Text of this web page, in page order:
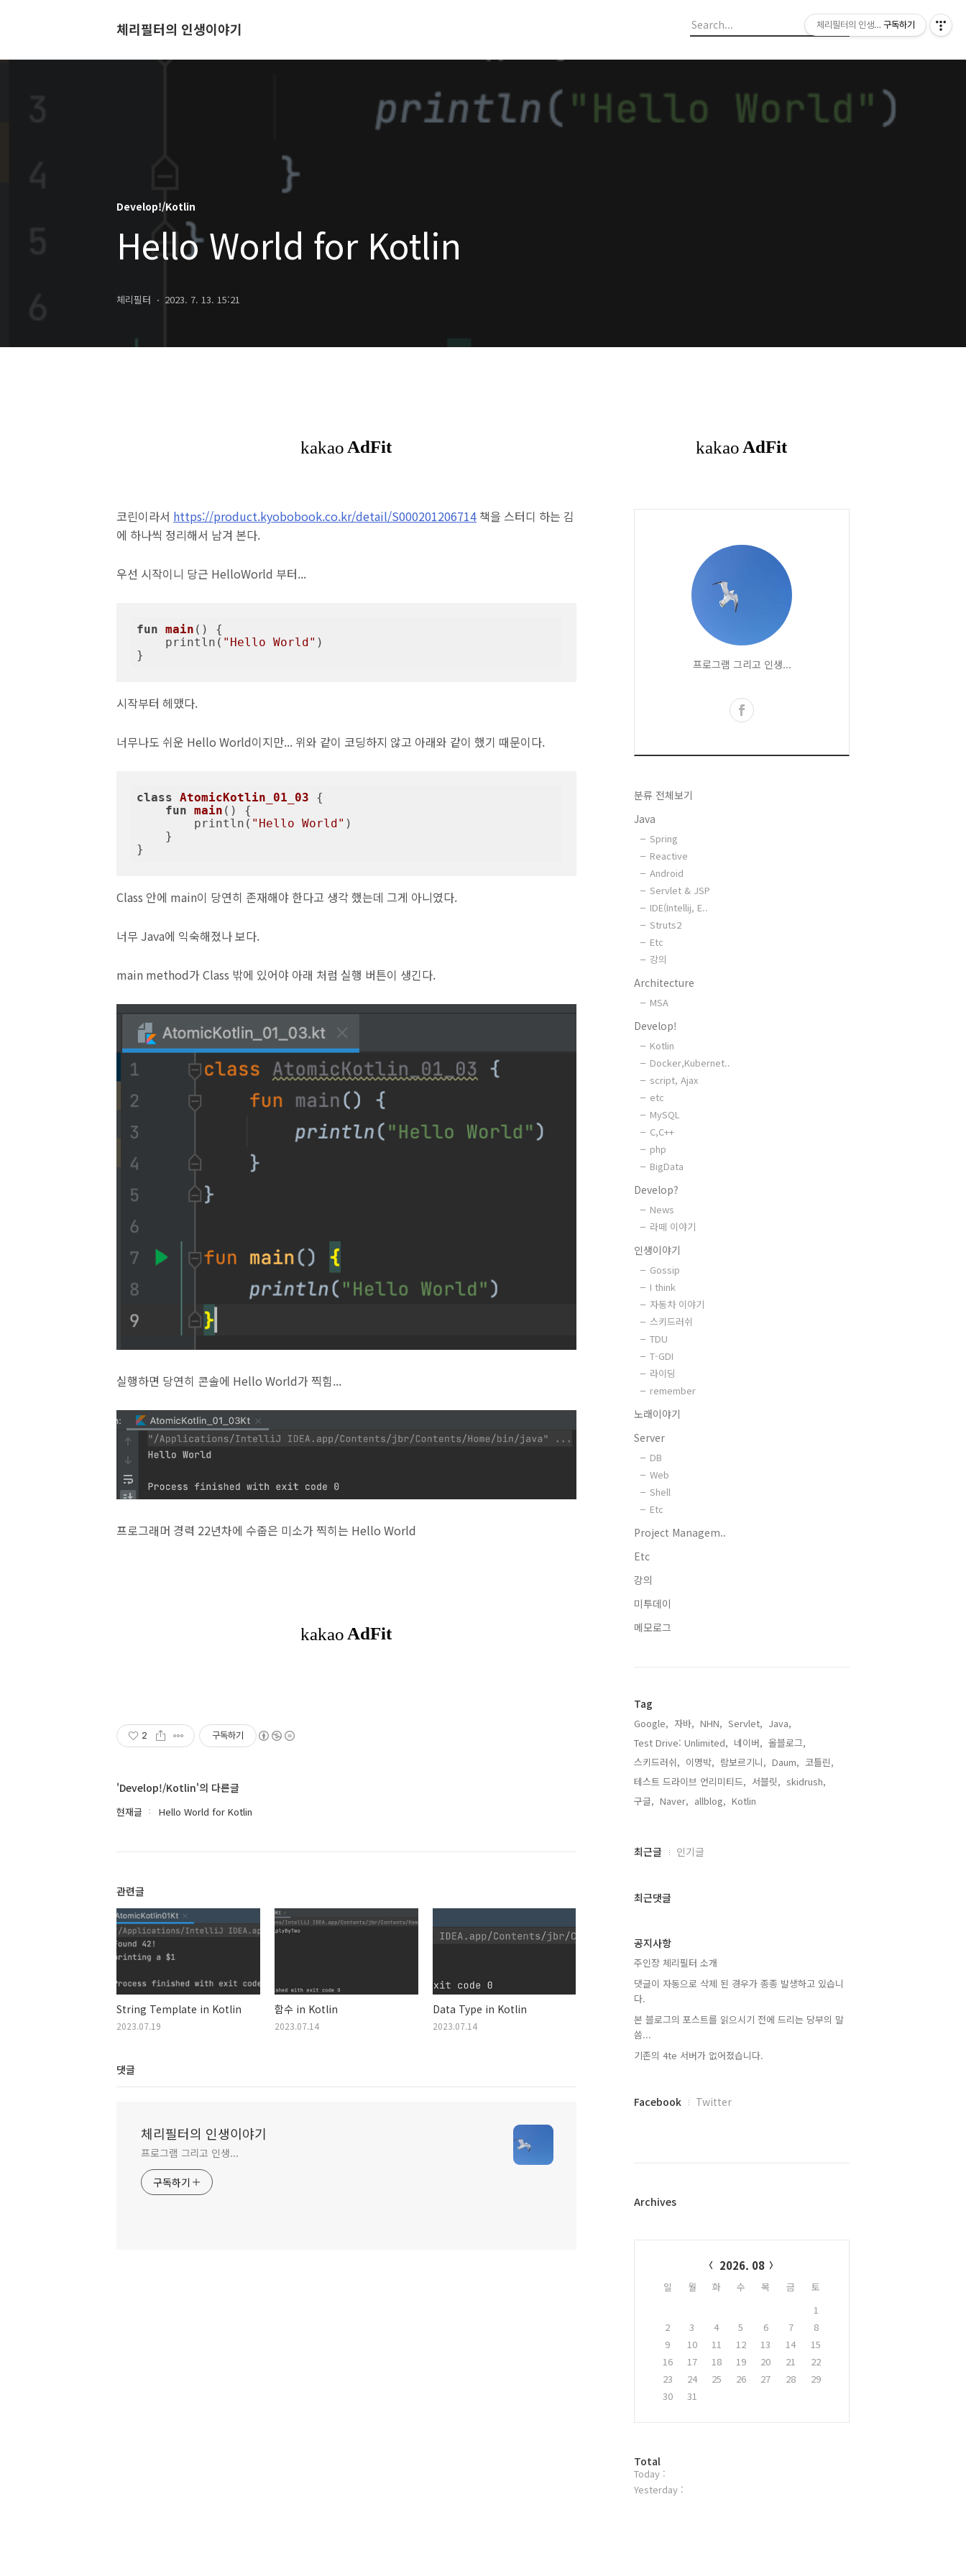
체리필터의 인생이야기
Develop!/Kotlin
Hello World for Kotlin
체리필터 2023. 7. 13. 15:21
코린이라서 https://product.kyobobook.co.kr/detail/S000201206714 책을 스터디 하는 김
에 하나씩 정리해서 남겨 본다.
우선 시작이니 당근 HelloWorld 부터...
fun main ()
{
    println(
"Hello World" )
}
시작부터 헤맸다.
너무나도 쉬운 Hello World이지만... 위와 같이 코딩하지 않고 아래와 같이 했기 때문이다.
class AtomicKotlin_01_03
{
fun main ()
{
        println(
"Hello World" )
}
Class 안에 main이 당연히 존재해야 한다고 생각 했는데 그게 아니였다.
너무 Java에 익숙해졌나 보다.
main method가 Class 밖에 있어야 아래 처럼 실행 버튼이 생긴다.
실행하면 당연히 콘솔에 Hello World가 찍힘...
프로그래머 경력 22년차에 수줍은 미소가 찍히는 Hello World
2 구독하기
'Develop!/Kotlin'의 다른글
현재글 Hello World for Kotlin
관련글
String Template in Kotlin
2023.07.19
함수 in Kotlin
2023.07.14
Data Type in Kotlin
2023.07.14
댓글
체리필터의 인생이야기
프로그램 그리고 인생...
구독하기
프로그램 그리고 인생...
분류 전체보기
Java
Spring
Reactive
Android
Servlet & JSP
IDE(Intellij, E..
Struts2
Etc
강의
Architecture
MSA
Develop!
Kotlin
Docker,Kubernet..
script, Ajax
etc
MySQL
C,C++
php
BigData
Develop?
News
라떼 이야기
인생이야기
Gossip
I think
자동차 이야기
스키드러쉬
TDU
T-GDI
라이딩
remember
노래이야기
Server
DB
Web
Shell
Etc
Project Managem..
Etc
강의
미투데이
메모로그
Tag
Google, 자바, NHN, Servlet, Java,
Test Drive: Unlimited, 네이버, 올블로그,
스키드러쉬, 이명박, 람보르기니, Daum, 코틀린,
테스트 드라이브 언리미티드, 서블릿, skidrush,
구글, Naver, allblog, Kotlin,
최
과
글
최근글 인기글
최근댓글
공지사항
주인장 체리필터 소개
댓글이 자동으로 삭제 된 경우가 종종 발생하고 있습니
다.
본 블로그의 포스트를 읽으시기 전에 드리는 당부의 말
씀...
기존의 4te 서버가 없어졌습니다.
페
플
Facebook Twitter
Archives
2026. 08
일 월 화 수 목 금
토
1
2
3 4 5 6 7
8
9
10 11 12 13 14
15
16
17 18 19 20 21
22
23
24 25 26 27 28
29
30
31
방
문
자
Total
Today :
Yesterday :
체리필터의 인생이야기구독하기